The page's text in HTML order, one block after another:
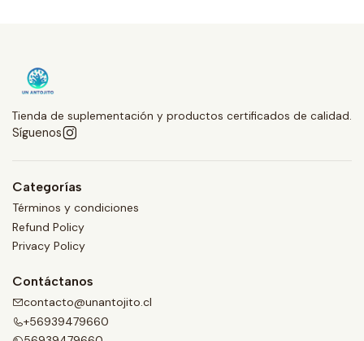
Tienda de suplementación y productos certificados de calidad.
Síguenos
Categorías
Términos y condiciones
Refund Policy
Privacy Policy
Contáctanos
contacto@unantojito.cl
+56939479660